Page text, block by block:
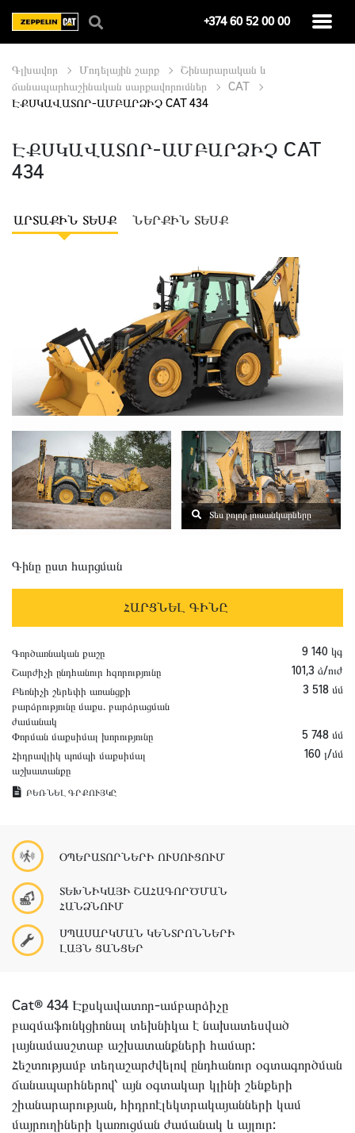
+374 60 52 00 00
Գլխավոր Մոդելային շարք
Շինարարական և
ճանապարհաշինական սարքավորումներ
CAT
ԷՔՍԿԱՎԱՏՈՐ-ԱՄԲԱՐՁԻՉ CAT 434
ԷՔՍԿԱՎԱՏՈՐ-ԱՄԲԱՐՁԻՉ CAT
434
ԱՐՏԱՔԻՆ ՏԵՍՔ ՆԵՐՔԻՆ ՏԵՍՔ
Տես բոլոր լուսանկարները
Գինը ըստ հարցման
ՀԱՐՑՆԵԼ ԳԻՆԸ
Գործառնական քաշը 9 140 կգ
Շարժիչի ընդհանուր հզորությունը 101,3 ձ/ուժ
Բեռնիչի շերեփի առանցքի
բարձրությունը մաքս. բարձրացման
ժամանակ
3 518 մմ
Փորման մաքսիմալ խորությունը 5 748 մմ
Հիդրավլիկ պոմպի մաքսիմալ
աշխատանքը
160 լ/մմ
ԲԵՌՆԵԼ ԳՐՔՈՒՅԿԸ
ՕՊԵՐԱՏՈՐՆԵՐԻ ՈՒՍՈՒՑՈՒՄ
ՏԵԽՆԻԿԱՅԻ ՇԱՀԱԳՈՐԾՄԱՆ
ՀԱՆՁՆՈՒՄ
ՍՊԱՍԱՐԿՄԱՆ ԿԵՆՏՐՈՆՆԵՐԻ
ԼԱՅՆ ՑԱՆՑԵՐ
Cat® 434 Էքսկավատոր-ամբարձիչը
բազմաֆունկցիոնալ տեխնիկա է նախատեսված
լայնամասշտաբ աշխատանքների համար:
Հեշտությամբ տեղաշարժվելով ընդհանուր օգտագործման
ճանապարհներով՝ այն օգտակար կլինի շենքերի
շիանարարության, հիդրոէլեկտրակայանների կամ
մայրուղիների կառուցման ժամանակ և այլուր: